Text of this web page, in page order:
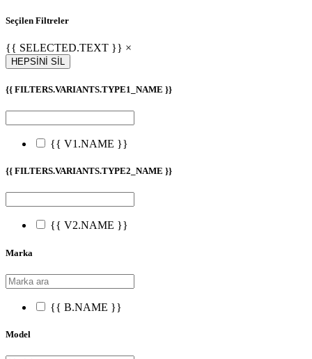
Seçilen Filtreler
{{ SELECTED.TEXT }} ×
HEPSİNİ SİL
{{ FILTERS.VARIANTS.TYPE1_NAME }}
{{ V1.NAME }}
{{ FILTERS.VARIANTS.TYPE2_NAME }}
{{ V2.NAME }}
Marka
{{ B.NAME }}
Model